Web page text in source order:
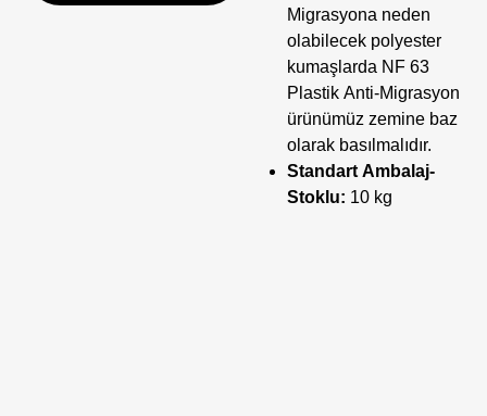
Migrasyona neden
olabilecek polyester
kumaşlarda NF 63
Plastik Anti-Migrasyon
ürünümüz zemine baz
olarak basılmalıdır.
Standart Ambalaj-
Stoklu: 10 kg